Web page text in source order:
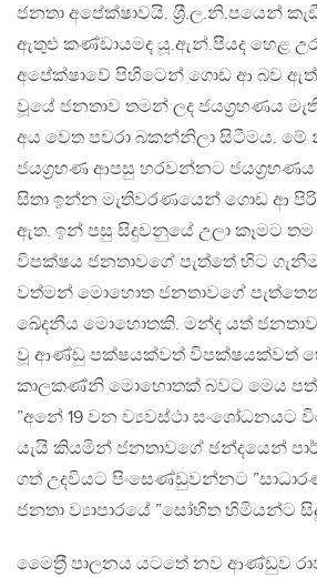
ජනතා අපේක්ෂාවයි. ශ‍්‍රී.ල.නි.පයෙන්
ඇතුළු කණ්ඩායමද යූ.ඇන්.පීයද හෙළ
අපේක්ෂාවේ පිහිටෙන් ගොඩ ආ බව
වූයේ ජනතාව තමන් ලද ජයග‍්‍රහණය
අය වෙත පවරා බකන්නිලා සිටීමය. මේ
ජයග‍්‍රහණ ආපසු හරවන්නට
සිතා ඉන්න මැතිවරණයෙන් ගොඩ ආ
ඇත. ඉන් පසු සිදුවනුයේ උලා කෑමට
විපක්ෂය ජනතාවගේ පැත්තේ හිට
වත්මන් මොහොත ජනතාවගේ
ඛේදනීය මොහොතකි. මන්ද යත්
වූ ආණ්ඩු පක්ෂයක්වත් විපක්ෂයක්වත්
කාලකණ්නි මොහොතක් බවට මෙය
”අනේ 19 වන ව්‍යවස්ථා සංශෝධනයට
යැයි කියමින් ජනතාවගේ ඡන්දයෙන්
ගත් උදවියට පිංසෙණ්ඩුවන්නට
ජනතා ව්‍යාපාරයේ ”සෝභිත හිමියන්ට
මෛත‍්‍රී පාලනය යටතේ නව ආණ්ඩුව